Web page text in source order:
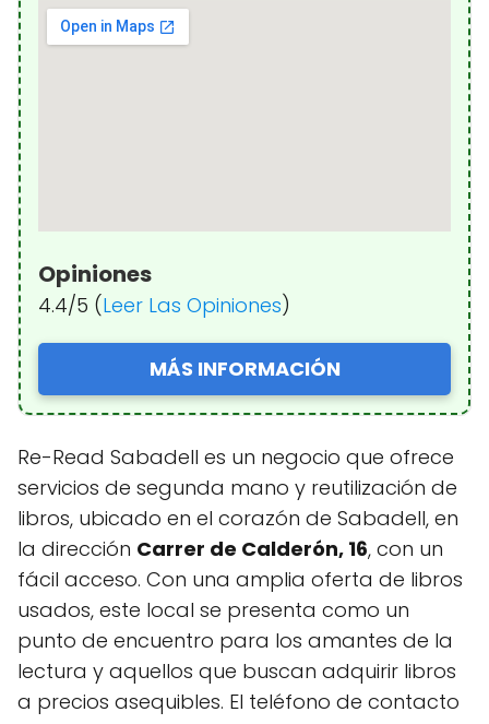
Opiniones
4.4/5 (Leer Las Opiniones)
MÁS INFORMACIÓN
Re-Read Sabadell es un negocio que ofrece
servicios de segunda mano y reutilización de
libros, ubicado en el corazón de Sabadell, en
la dirección Carrer de Calderón, 16, con un
fácil acceso. Con una amplia oferta de libros
usados, este local se presenta como un
punto de encuentro para los amantes de la
lectura y aquellos que buscan adquirir libros
a precios asequibles. El teléfono de contacto